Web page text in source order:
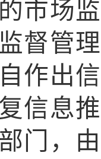
市场
督管
作出
信息
门，